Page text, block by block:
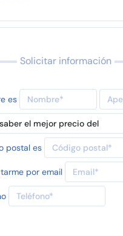
Solicitar información
es
postal es
por email